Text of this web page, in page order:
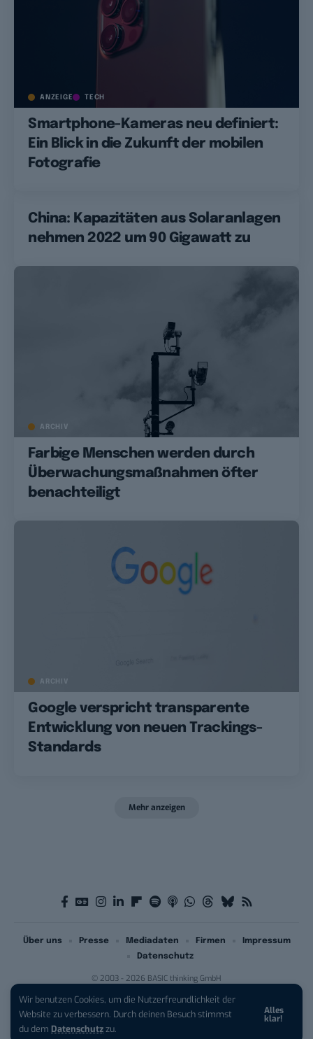
Wir benutzen Cookies, um die Nutzerfreundlichkeit der
Website zu verbessern. Durch deinen Besuch stimmst
du dem Datenschutzzu.
Alles
klar!
ANZEIGE TECH
Smartphone-Kameras neu definiert:
Ein Blick in die Zukunft der mobilen
Fotografie
China: Kapazitäten aus Solaranlagen
nehmen 2022 um 90 Gigawatt zu
ARCHIV
Farbige Menschen werden durch
Überwachungsmaßnahmen öfter
benachteiligt
ARCHIV
Google verspricht transparente
Entwicklung von neuen Trackings-
Standards
Mehr anzeigen
© 2003 - 2026 BASIC thinking GmbH
Über uns Presse Mediadaten Firmen
Impressum
Datenschutz
iPhone 17 Pro sichern:Für 1 € +
200 € Hardware-Bonus!